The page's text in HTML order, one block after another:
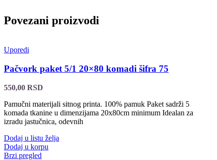
Povezani proizvodi
Uporedi
Pačvork paket 5/1 20×80 komadi šifra 75
550,00 RSD
Pamučni materijali sitnog printa. 100% pamuk Paket sadrži 5
komada tkanine u dimenzijama 20x80cm minimum Idealan za
izradu jastučnica, odevnih
Dodaj u listu želja
Dodaj u korpu
Brzi pregled